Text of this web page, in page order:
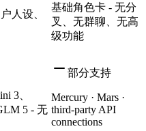
人设、
基础角色卡 - 无分
叉、无群聊、无高
级功能
3、
5 - 无
部分支持
Mercury · Mars ·
third-party API
connections